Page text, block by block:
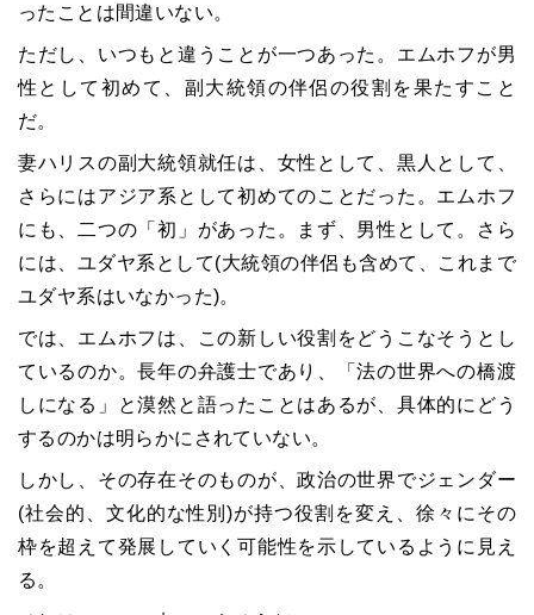
ったことは間違いない。
ただし、いつもと違うことが一つあった。エムホフが男
性として初めて、副大統領の伴侶の役割を果たすこと
だ。
妻ハリスの副大統領就任は、女性として、黒人として、
さらにはアジア系として初めてのことだった。エムホフ
にも、二つの「初」があった。まず、男性として。さら
には、ユダヤ系として(大統領の伴侶も含めて、これまで
ユダヤ系はいなかった)。
では、エムホフは、この新しい役割をどうこなそうとし
ているのか。長年の弁護士であり、「法の世界への橋渡
しになる」と漠然と語ったことはあるが、具体的にどう
するのかは明らかにされていない。
しかし、その存在そのものが、政治の世界でジェンダー
(社会的、文化的な性別)が持つ役割を変え、徐々にその
枠を超えて発展していく可能性を示しているように見え
る。